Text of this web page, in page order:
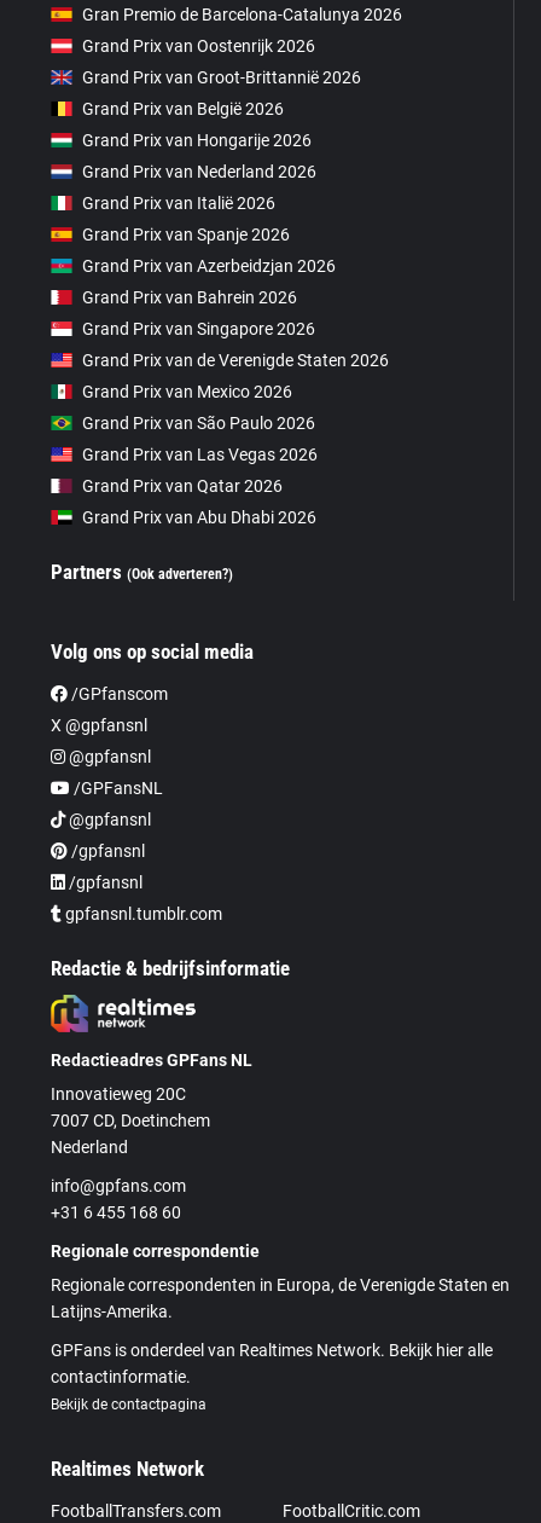
Gran Premio de Barcelona-Catalunya 2026
Grand Prix van Oostenrijk 2026
Grand Prix van Groot-Brittannië 2026
Grand Prix van België 2026
Grand Prix van Hongarije 2026
Grand Prix van Nederland 2026
Grand Prix van Italië 2026
Grand Prix van Spanje 2026
Grand Prix van Azerbeidzjan 2026
Grand Prix van Bahrein 2026
Grand Prix van Singapore 2026
Grand Prix van de Verenigde Staten 2026
Grand Prix van Mexico 2026
Grand Prix van São Paulo 2026
Grand Prix van Las Vegas 2026
Grand Prix van Qatar 2026
Grand Prix van Abu Dhabi 2026
Partners(Ook adverteren?)
Volg ons op social media
/GPfanscom
X @gpfansnl
@gpfansnl
/GPFansNL
@gpfansnl
/gpfansnl
/gpfansnl
gpfansnl.tumblr.com
Redactie & bedrijfsinformatie
Redactieadres GPFans NL
Innovatieweg 20C
7007 CD, Doetinchem
Nederland
info@gpfans.com
+31 6 455 168 60
Regionale correspondentie
Regionale correspondenten in Europa, de Verenigde Staten en
Latijns-Amerika.
GPFans is onderdeel van Realtimes Network. Bekijk hier alle
contactinformatie.
Bekijk de contactpagina
Realtimes Network
FootballTransfers.com FootballCritic.com